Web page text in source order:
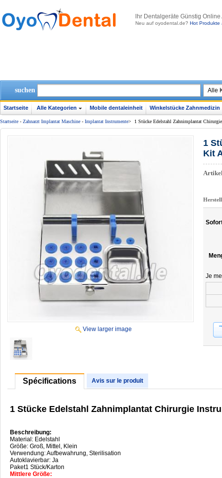
lhr Dentalgeräte Günstig
Neu auf oyodental.de? Hot Produkte
suchen
Startseite Alle Kategorien Mobile dentaleinheit Winkelstücke Zahnmedizin
Startseite - Zahnarzt Implantat Maschine - Implantat Instrumente> 1 Stücke Edelstahl Zahnimplantat
View larger image
1
Kit
Je
Spécifications Avis sur le produit
1 Stücke Edelstahl Zahnimplantat Chirurgie
Beschreibung:
Material: Edelstahl
Größe: Groß, Mittel, Klein
Verwendung: Aufbewahrung, Sterilisation
Autoklavierbar: Ja
Paket1 Stück/Karton
Mittlere Größe: